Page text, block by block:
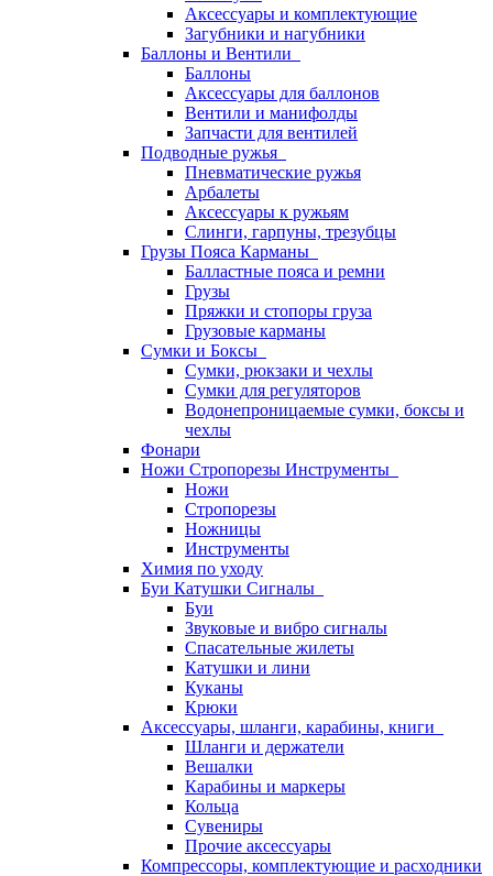
Аксессуары и комплектующие
Загубники и нагубники
Баллоны и Вентили
Баллоны
Аксессуары для баллонов
Вентили и манифолды
Запчасти для вентилей
Подводные ружья
Пневматические ружья
Арбалеты
Аксессуары к ружьям
Слинги, гарпуны, трезубцы
Грузы Пояса Карманы
Балластные пояса и ремни
Грузы
Пряжки и стопоры груза
Грузовые карманы
Сумки и Боксы
Сумки, рюкзаки и чехлы
Сумки для регуляторов
Водонепроницаемые сумки, боксы и
чехлы
Фонари
Ножи Стропорезы Инструменты
Ножи
Стропорезы
Ножницы
Инструменты
Химия по уходу
Буи Катушки Сигналы
Буи
Звуковые и вибро сигналы
Спасательные жилеты
Катушки и лини
Куканы
Крюки
Аксессуары, шланги, карабины, книги
Шланги и держатели
Вешалки
Карабины и маркеры
Кольца
Сувениры
Прочие аксессуары
Компрессоры, комплектующие и расходники